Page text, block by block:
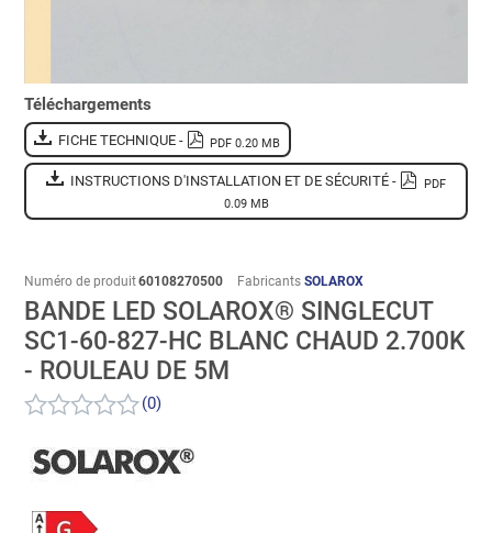
Téléchargements
FICHE TECHNIQUE - PDF 0.20 MB
INSTRUCTIONS D'INSTALLATION ET DE SÉCURITÉ -
PDF
0.09 MB
Numéro de produit60108270500 Fabricants SOLAROX
BANDE LED SOLAROX® SINGLECUT
SC1-60-827-HC BLANC CHAUD 2.700K
- ROULEAU DE 5M
(0)